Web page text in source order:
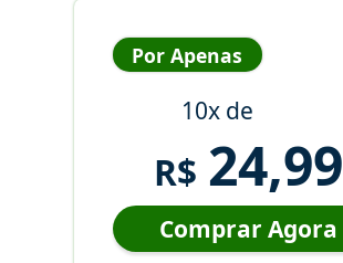
Por Apenas
10x de
R$ 24,99
Comprar Agora